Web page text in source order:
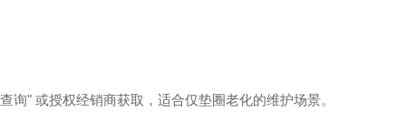
" 或授权经销商获取，适合仅垫圈老化的维护场景。